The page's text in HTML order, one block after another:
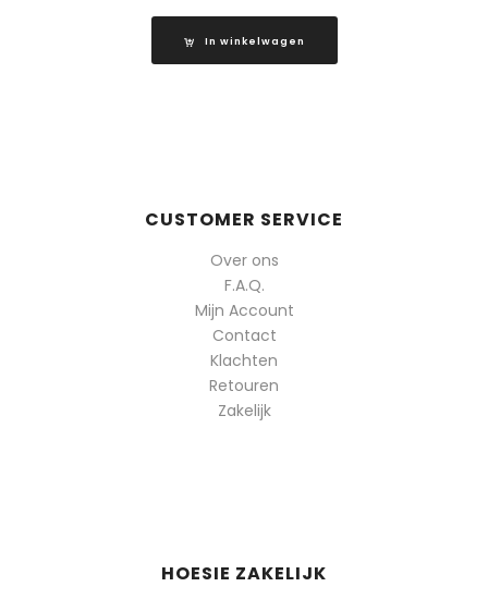
In winkelwagen
CUSTOMER SERVICE
Over ons
F.A.Q.
Mijn Account
Contact
Klachten
Retouren
Zakelijk
HOESIE ZAKELIJK